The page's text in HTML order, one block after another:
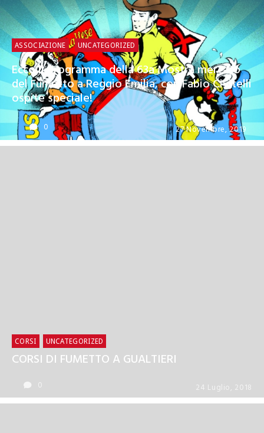
ASSOCIAZIONE UNCATEGORIZED
Ecco il programma della 63a Mostra mercato
del Fumetto a Reggio Emilia, con Fabio Civitelli
ospite speciale!
0 27 Novembre, 2019
CORSI UNCATEGORIZED
CORSI DI FUMETTO A GUALTIERI
0 24 Luglio, 2018